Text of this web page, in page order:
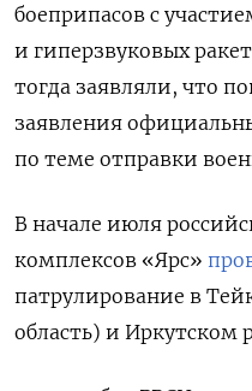
боеприпасов с
и гиперзвуковых
тогда заявляли, что
заявления
по теме отправки
В начале июля
комплексов «Ярс»
патрулирование в
область) и Иркутском